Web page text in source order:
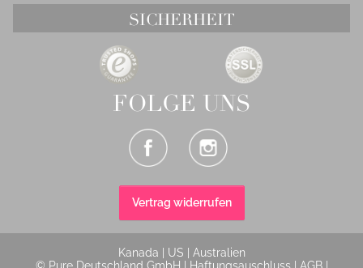
SICHERHEIT
FOLGE UNS
Vertrag widerrufen
Kanada US
Australien